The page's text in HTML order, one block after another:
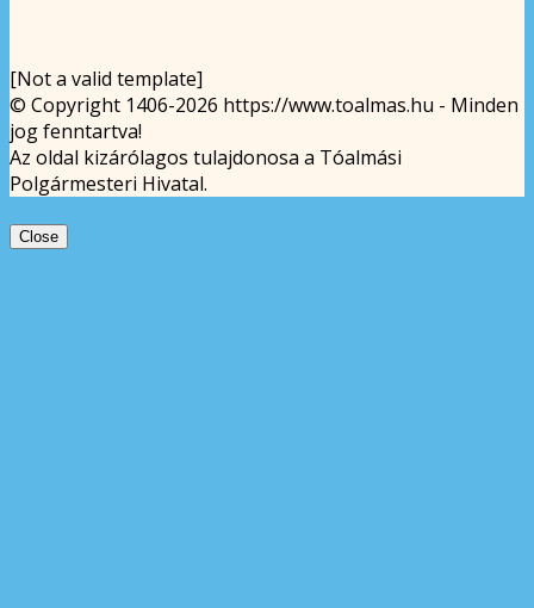
[Not a valid template]
© Copyright 1406-2026 https://www.toalmas.hu - Minden
jog fenntartva!
Az oldal kizárólagos tulajdonosa a Tóalmási
Polgármesteri Hivatal.
Close